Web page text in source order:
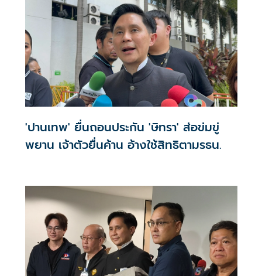
'ปานเทพ' ยื่นถอนประกัน 'ษิทรา' ส่อข่มขู่
พยาน เจ้าตัวยื่นค้าน อ้างใช้สิทธิตามรธน.